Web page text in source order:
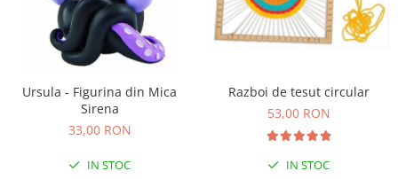
Papusi si Bebelusi Reborn
Animale de jucarie
Jucarii cu Dinozauri
Figurine cu animale domestice
Figurine plus
Jucarii Montessori
Ursula - Figurina din Mica
Sirena
33,00 RON
IN STOC
Razboi de tesut circular
53,00 RON
IN STOC